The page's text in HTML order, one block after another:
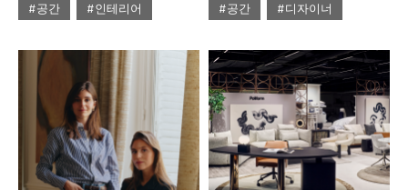
#공간
#인테리어
#공간
#디자이너